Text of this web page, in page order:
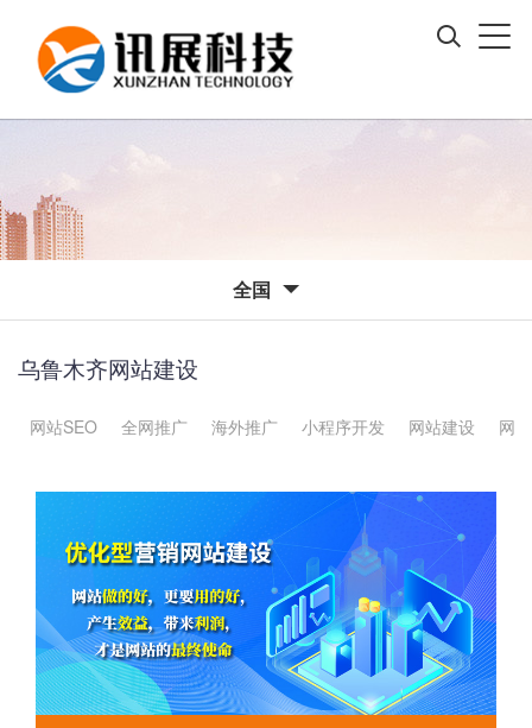
全国
乌鲁木齐网站建设
网站SEO 全网推广 海外推广 小程序开发 网站建设 网